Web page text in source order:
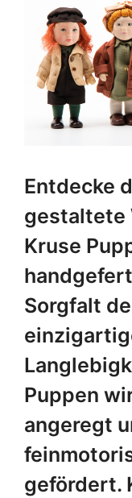
Entdecke
gestaltete
Kruse
Sorgfalt
Puppen
angeregt
gefördert.